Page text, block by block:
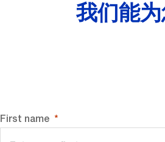
我们能
First name